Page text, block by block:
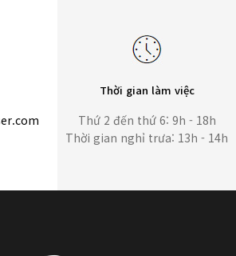
Thời gian làm việc
Thứ 2 đến thứ 6: 9h - 18h
Thời gian nghỉ trưa: 13h - 14h